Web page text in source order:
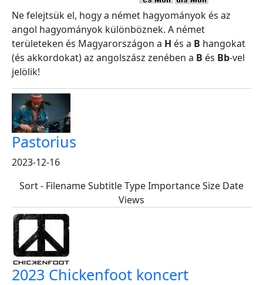
Ne felejtsük el, hogy a német hagyományok és az
angol hagyományok különböznek. A német
területeken és Magyarországon a H és a B hangokat
(és akkordokat) az angolszász zenében a B és Bb-vel
jelölik!
Pastorius
2023-12-16
Sort - Filename Subtitle Type Importance Size Date
Views
2023 Chickenfoot koncert